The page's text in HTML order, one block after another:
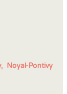
Noyal-Pontivy